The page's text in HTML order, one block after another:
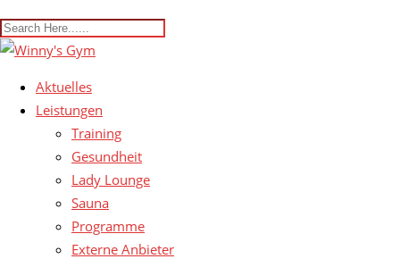
Aktuelles
Leistungen
Training
Gesundheit
Lady Lounge
Sauna
Programme
Externe Anbieter